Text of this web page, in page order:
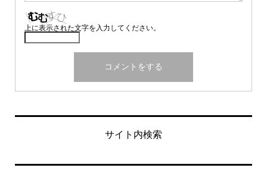
上に表示された文字を入力してください。
サイト内検索